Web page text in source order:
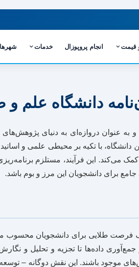
قیمت انجام پروپوزال خدمات شهرها
دانشگاه علم
به عنوان دروازه‌ای به دنیای
دانشگاه، با تکیه بر محیطی علمی و
این فرآیند، مستلزم برنامه‌ریزی
برای دانشجویان این مرز و بوم باشد.
فرصت طلایی برای دانشجویان محسوب
داده‌ها تا تجزیه و تحلیل و
باشند. این نقش دوگانه –